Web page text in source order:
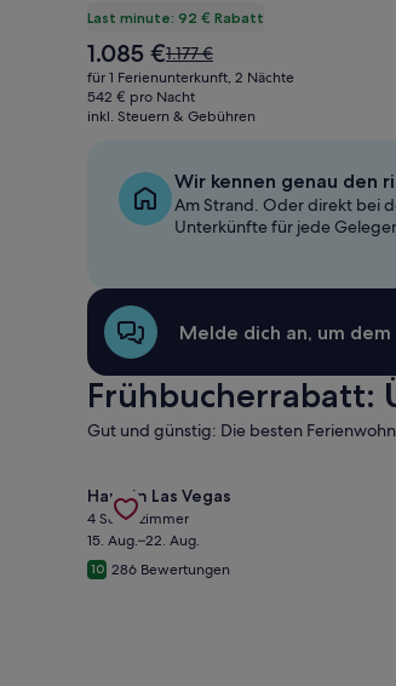
Last minute: 92 € Rabatt
Der
Preis
beträgt
1.085 €
1.085 €Der
alte
Preis
war
weitere
Informationen
zum
1.177 €
für 1 Ferienunterkunft, 2 Nächte
542 € pro Nacht
inkl. Steuern & Gebühren
Wir kennen genau den
Am Strand. Oder direkt bei
Unterkünfte für jede
Melde dich an, um
Frühbucherrabatt:
Gut und günstig: Die besten
Gallery
Carousel
Haus in Las Vegas
4 Schlafzimmer
15. Aug.–22. Aug.
10 286 Bewertungen